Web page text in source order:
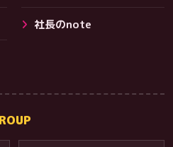
社長のnote